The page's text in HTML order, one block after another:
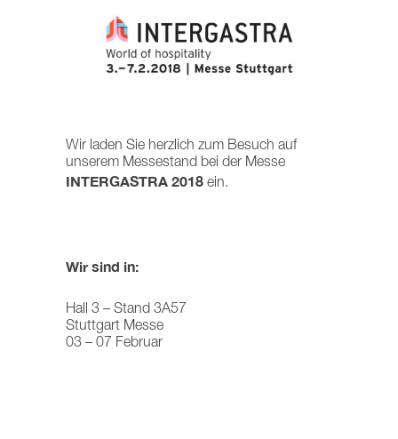
Wir laden Sie herzlich zum Besuch auf
unserem Messestand bei der Messe
INTERGASTRA 2018 ein.
Wir sind in:
Hall 3 – Stand 3A57
Stuttgart Messe
03 – 07 Februar